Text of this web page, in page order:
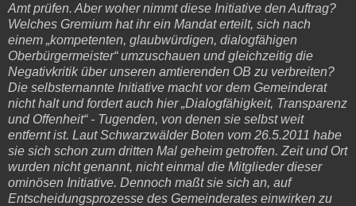
Amt prüfen. Aber woher nimmt diese Initiative den Auftrag?
Welches Gremium hat ihr ein Mandat erteilt, sich nach
einem „kompetenten, glaubwürdigen, dialogfähigen
Oberbürgermeister“ umzuschauen und gleichzeitig die
Negativkritik über unseren amtierenden OB zu verbreiten?
Die selbsternannte Initiative macht vor dem Gemeinderat
nicht halt und fordert auch hier „Dialogfähigkeit, Transparenz
und Offenheit“ - Tugenden, von denen sie selbst weit
entfernt ist. Laut Schwarzwälder Boten vom 26.5.2011 habe
sie sich schon zum dritten Mal geheim getroffen. Zeit und Ort
wurden nicht genannt, nicht einmal die Mitglieder dieser
ominösen Initiative. Dennoch maßt sie sich an, auf
Entscheidungsprozesse des Gemeinderates einwirken zu